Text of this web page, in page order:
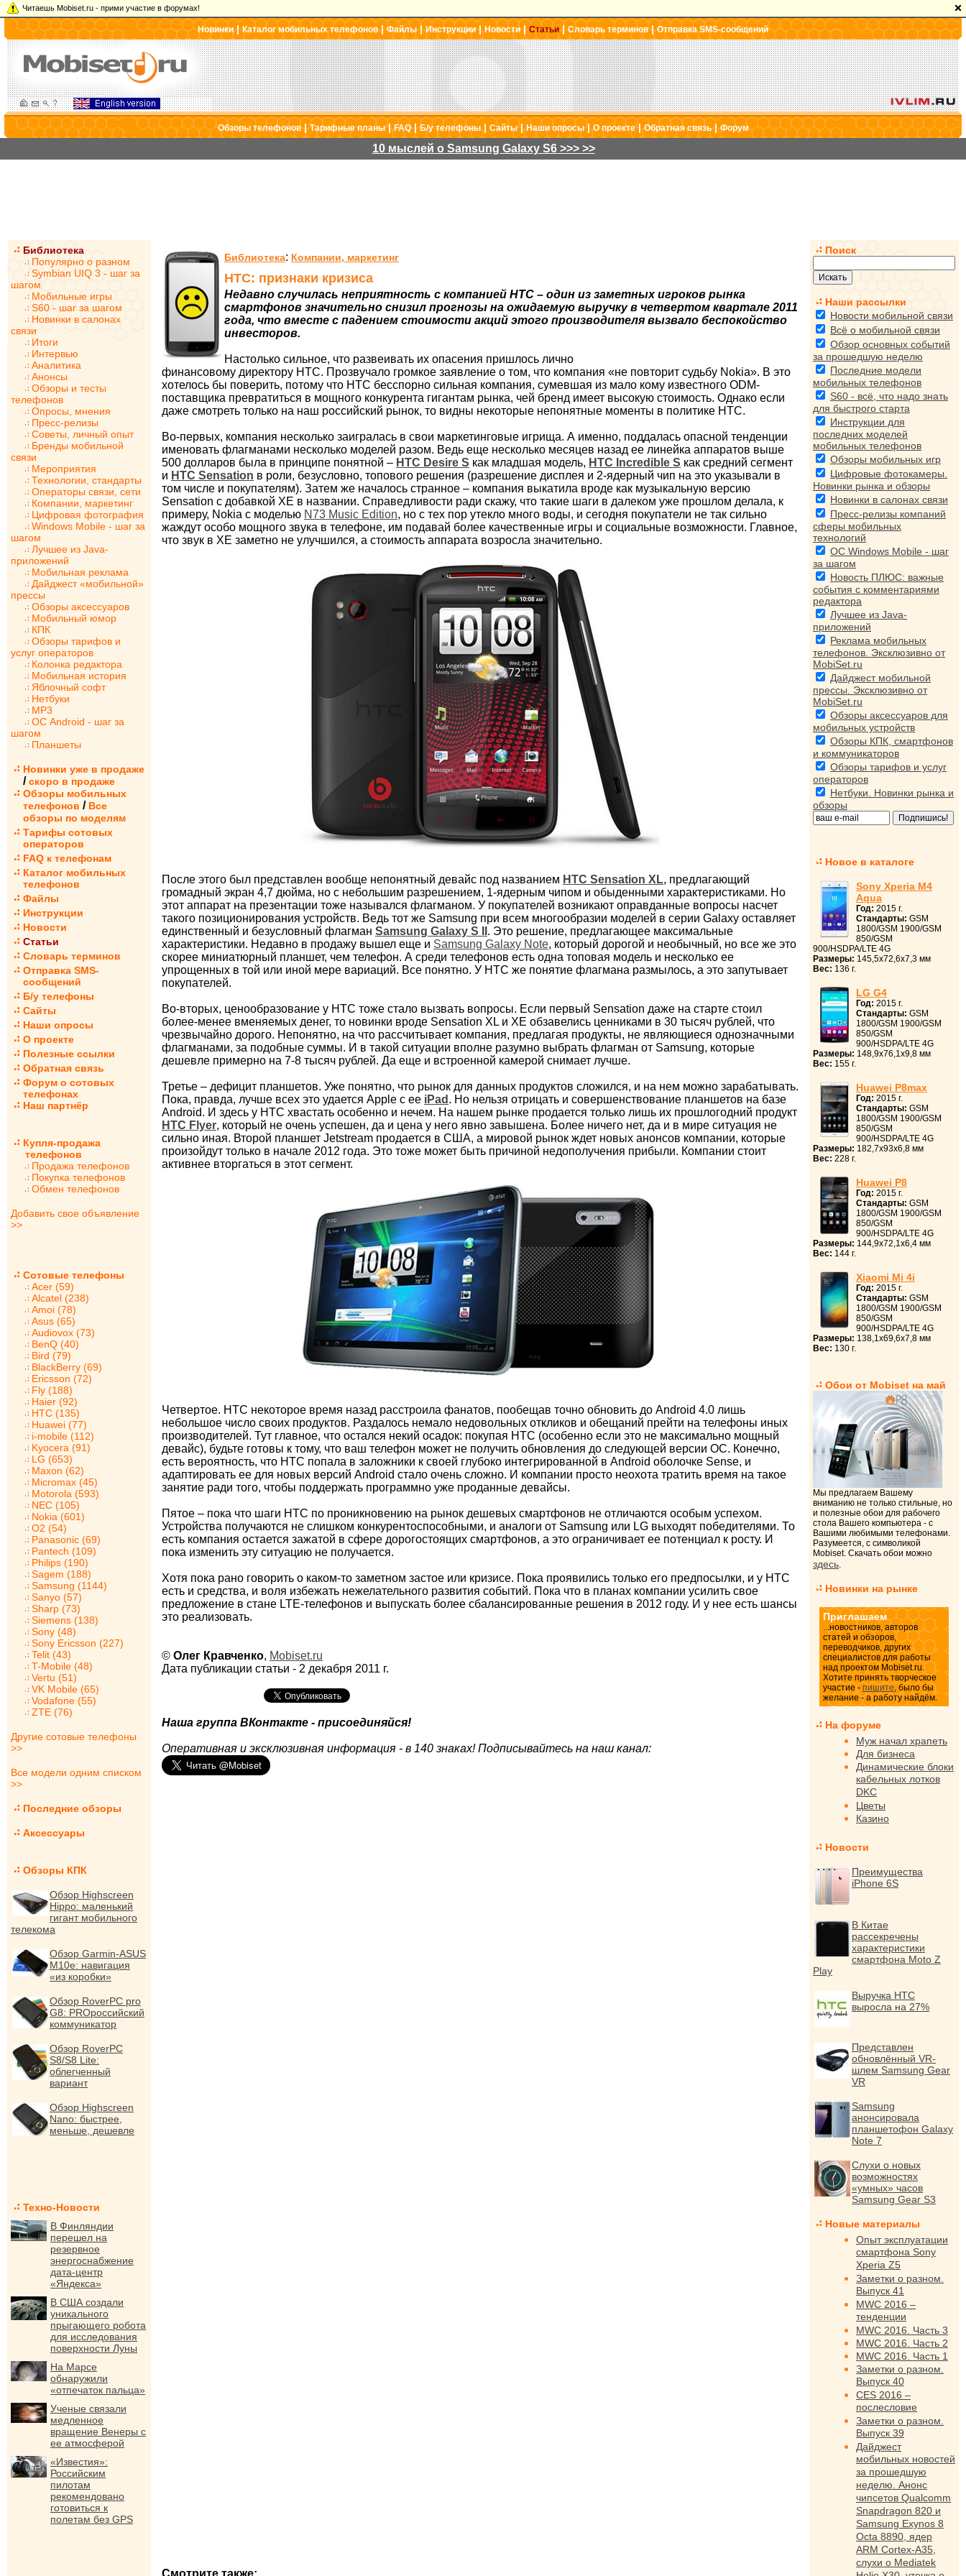
Читаешь Mobiset.ru - прими участие в форумах!
Новинки|Каталог мобильных телефонов|Файлы|Инструкции| Новости|Статьи|Словарь терминов|Отправка SMS-сообщений
Обзоры телефонов|Тарифные планы|FAQ|Б/у телефоны| Сайты|Наши опросы|О проекте|Обратная связь|Форум
10 мыслей о Samsung Galaxy S6 >>> >>
Библиотека
Популярно о разном
Symbian UIQ 3 - шаг за
шагом
Мобильные игры
S60 - шаг за шагом
Новинки в салонах
связи
Итоги
Интервью
Аналитика
Анонсы
Обзоры и тесты
телефонов
Опросы, мнения
Пресс-релизы
Советы, личный опыт
Бренды мобильной
связи
Мероприятия
Технологии, стандарты
Операторы связи, сети
Компании, маркетинг
Цифровая фотография
Windows Mobile - шаг за
шагом
Лучшее из Java-
приложений
Мобильная реклама
Дайджест «мобильной»
прессы
Обзоры аксессуаров
Мобильный юмор
КПК
Обзоры тарифов и
услуг операторов
Колонка редактора
Мобильная история
Яблочный софт
Нетбуки
MP3
ОС Android - шаг за
шагом
Планшеты
Новинки уже в продаже
/ скоро в продаже
Обзоры мобильных
телефонов / Все
обзоры по моделям
Тарифы сотовых
операторов
FAQ к телефонам
Каталог мобильных
телефонов
Файлы
Инструкции
Новости
Статьи
Словарь терминов
Отправка SMS-
сообщений
Б/у телефоны
Сайты
Наши опросы
О проекте
Полезные ссылки
Обратная связь
Форум о сотовых
телефонах
Наш партнёр
Купля-продажа
телефонов
Продажа телефонов
Покупка телефонов
Обмен телефонов
Добавить свое объявление
>>
Сотовые телефоны
Acer (59)
Alcatel (238)
Amoi (78)
Asus (65)
Audiovox (73)
BenQ (40)
Bird (79)
BlackBerry (69)
Ericsson (72)
Fly (188)
Haier (92)
HTC (135)
Huawei (77)
i-mobile (112)
Kyocera (91)
LG (653)
Maxon (62)
Micromax (45)
Motorola (593)
NEC (105)
Nokia (601)
O2 (54)
Panasonic (69)
Pantech (109)
Philips (190)
Sagem (188)
Samsung (1144)
Sanyo (57)
Sharp (73)
Siemens (138)
Sony (48)
Sony Ericsson (227)
Telit (43)
T-Mobile (48)
Vertu (51)
VK Mobile (65)
Vodafone (55)
ZTE (76)
Другие сотовые телефоны
>>
Все модели одним списком
>>
Последние обзоры
Аксессуары
Обзоры КПК
Обзор Highscreen
Hippo: маленький
гигант мобильного
телекома
Обзор Garmin-ASUS
M10e: навигация
«из коробки»
Обзор RoverPC pro
G8: PROроссийский
коммуникатор
Обзор RoverPC
S8/S8 Lite:
облегченный
вариант
Обзор Highscreen
Nano: быстрее,
меньше, дешевле
Техно-Новости
В Финляндии
перешел на
резервное
энергоснабжение
дата-центр
«Яндекса»
В США создали
уникального
прыгающего робота
для исследования
поверхности Луны
На Марсе
обнаружили
«отпечаток пальца»
Ученые связали
медленное
вращение Венеры с
ее атмосферой
«Известия»:
Российским
пилотам
рекомендовано
готовиться к
полетам без GPS
Библиотека: Компании, маркетинг
HTC: признаки кризиса
Недавно случилась неприятность с компанией НТС – один из заметных игроков рынка
смартфонов значительно снизил прогнозы на ожидаемую выручку в четвертом квартале 2011
года, что вместе с падением стоимости акций этого производителя вызвало беспокойство
инвесторов.
Настолько сильное, что развеивать их опасения пришлось лично
финансовому директору НТС. Прозвучало громкое заявление о том, что компания «не повторит судьбу Nokia». В это
хотелось бы поверить, потому что НТС бесспорно сильная компания, сумевшая из мало кому известного ODM-
поставщика превратиться в мощного конкурента гигантам рынка, чей бренд имеет высокую стоимость. Однако если
даже смотреть только на наш российский рынок, то видны некоторые непонятные моменты в политике НТС.
Во-первых, компания несколько заигралась в свои маркетинговые игрища. А именно, поддалась опасной тенденции
именовать флагманами несколько моделей разом. Ведь еще несколько месяцев назад ее линейка аппаратов выше
500 долларов была в принципе понятной – HTC Desire S как младшая модель, HTC Incredible S как средний сегмент
и HTC Sensation в роли, безусловно, топового решения (разрешение дисплея и 2-ядерный чип на это указывали в
том числе и покупателям). Затем же началось странное – компания выкатила вроде как музыкальную версию
Sensation с добавкой XE в названии. Справедливости ради скажу, что такие шаги в далеком уже прошлом делала, к
примеру, Nokia с моделью N73 Music Edition, но с тех пор утекло много воды, и сегодня покупатели не так сильно
жаждут особо мощного звука в телефоне, им подавай более качественные игры и социальные возможности. Главное,
что звук в XE заметно не улучшился, а стоимость аппарата возросла значительно.
После этого был представлен вообще непонятный девайс под названием HTC Sensation XL, предлагающий
громадный экран 4,7 дюйма, но с небольшим разрешением, 1-ядерным чипом и обыденными характеристиками. Но
этот аппарат на презентации тоже назывался флагманом. У покупателей возникают оправданные вопросы насчет
такого позиционирования устройств. Ведь тот же Samsung при всем многообразии моделей в серии Galaxy оставляет
единственный и безусловный флагман Samsung Galaxy S II . Это решение, предлагающее максимальные
характеристики. Недавно в продажу вышел еще и Samsung Galaxy Note, который дорогой и необычный, но все же это
скорее миниатюрный планшет, чем телефон. А среди телефонов есть одна топовая модель и несколько ее
упрощенных в той или иной мере вариаций. Все понятно. У НТС же понятие флагмана размылось, а это запутывает
покупателей.
Во-вторых, ценообразование у НТС тоже стало вызвать вопросы. Если первый Sensation даже на старте стоил
более-менее вменяемых денег, то новинки вроде Sensation XL и XE обзавелись ценниками в 30 тысяч рублей, что
чрезвычайно дорого. Непонятно, на что рассчитывает компания, предлагая продукты, не являющиеся однозначными
флагманами, за подобные суммы. И в такой ситуации вполне разумно выбрать флагман от Samsung, которые
дешевле примерно на 7-8 тысяч рублей. Да еще и встроенной камерой снимает лучше.
Третье – дефицит планшетов. Уже понятно, что рынок для данных продуктов сложился, и на нем можно зарабатывать.
Пока, правда, лучше всех это удается Apple с ее iPad . Но нельзя отрицать и совершенствование планшетов на базе
Android. И здесь у НТС хвастать особенно и нечем. На нашем рынке продается только лишь их прошлогодний продукт
HTC Flyer, который не очень успешен, да и цена у него явно завышена. Более ничего нет, да и в мире ситуация не
сильно иная. Второй планшет Jetstream продается в США, а мировой рынок ждет новых анонсов компании, которые
произойдут только в начале 2012 года. Это тоже может быть причиной недополучения прибыли. Компании стоит
активнее вторгаться в этот сегмент.
Четвертое. НТС некоторое время назад расстроила фанатов, пообещав точно обновить до Android 4.0 лишь
небольшое число своих продуктов. Раздалось немало недовольных откликов и обещаний прейти на телефоны иных
производителей. Тут главное, что остался некий осадок: покупая НТС (особенно если это не максимально мощный
девайс), будьте готовы к тому, что ваш телефон может не получить обновления до следующей версии ОС. Конечно,
есть вероятность, что НТС попала в заложники к своей глубоко интегрированной в Android оболочке Sense, и
адаптировать ее для новых версий Android стало очень сложно. И компании просто неохота тратить время на такое
занятие ради того, чтобы поддержать программно уже проданные девайсы.
Пятое – пока что шаги НТС по проникновению на рынок дешевых смартфонов не отличаются особым успехом.
Устройства получаются не слишком конкурентоспособными, и аналоги от Samsung или LG выходят победителями. То
есть компания остается зажатой в сфере дорогостоящих смартфонов, а это ограничивает ее потенциал к росту. И
пока изменить эту ситуацию не получается.
Хотя пока рано говорить о каком-то заметном застое или кризисе. Пока проявились только его предпосылки, и у НТС
есть и средства, и воля избежать нежелательного развития событий. Пока что в планах компании усилить свое
предложение в стане LTE-телефонов и выпускать более сбалансированные решения в 2012 году. И у нее есть шансы
это реализовать.
© Олег Кравченко, Mobiset.ru
Дата публикации статьи - 2 декабря 2011 г.
Наша группа ВКонтакте - присоединяйся!
Оперативная и эксклюзивная информация - в 140 знаках! Подписывайтесь на наш канал:
Смотрите также:
Поиск
Наши рассылки
Новости мобильной связи
Всё о мобильной связи
Обзор основных событий
за прошедшую неделю
Последние модели
мобильных телефонов
S60 - всё, что надо знать
для быстрого старта
Инструкции для
последних моделей
мобильных телефонов
Обзоры мобильных игр
Цифровые фотокамеры.
Новинки рынка и обзоры
Новинки в салонах связи
Пресс-релизы компаний
сферы мобильных
технологий
ОС Windows Mobile - шаг
за шагом
Новость ПЛЮС: важные
события с комментариями
редактора
Лучшее из Java-
приложений
Реклама мобильных
телефонов. Эксклюзивно от
MobiSet.ru
Дайджест мобильной
прессы. Эксклюзивно от
MobiSet.ru
Обзоры аксессуаров для
мобильных устройств
Обзоры КПК, смартфонов
и коммуникаторов
Обзоры тарифов и услуг
операторов
Нетбуки. Новинки рынка и
обзоры
Новое в каталоге
Sony Xperia M4
Aqua
Год: 2015 г.
Стандарты: GSM
1800/GSM 1900/GSM
850/GSM
900/HSDPA/LTE 4G
Размеры: 145,5x72,6x7,3 мм
Вес: 136 г.
LG G4
Год: 2015 г.
Стандарты: GSM
1800/GSM 1900/GSM
850/GSM
900/HSDPA/LTE 4G
Размеры: 148,9x76,1x9,8 мм
Вес: 155 г.
Huawei P8max
Год: 2015 г.
Стандарты: GSM
1800/GSM 1900/GSM
850/GSM
900/HSDPA/LTE 4G
Размеры: 182,7x93x6,8 мм
Вес: 228 г.
Huawei P8
Год: 2015 г.
Стандарты: GSM
1800/GSM 1900/GSM
850/GSM
900/HSDPA/LTE 4G
Размеры: 144,9x72,1x6,4 мм
Вес: 144 г.
Xiaomi Mi 4i
Год: 2015 г.
Стандарты: GSM
1800/GSM 1900/GSM
850/GSM
900/HSDPA/LTE 4G
Размеры: 138,1x69,6x7,8 мм
Вес: 130 г.
Обои от Mobiset на май
Мы предлагаем Вашему
вниманию не только стильные, но
и полезные обои для рабочего
стола Вашего компьютера - с
Вашими любимыми телефонами.
Разумеется, с символикой
Mobiset. Скачать обои можно
здесь.
Новинки на рынке
Приглашаем
...новостников, авторов
статей и обзоров,
переводчиков, других
специалистов для работы
над проектом Mobiset.ru.
Хотите принять творческое
участие - пишите, было бы
желание - а работу найдём.
На форуме
Муж начал храпеть
Для бизнеса
Динамические блоки
кабельных лотков
DKC
Цветы
Казино
Новости
Преимущества
iPhone 6S
В Китае
рассекречены
характеристики
смартфона Moto Z
Play
Выручка HTC
выросла на 27%
Представлен
обновлённый VR-
шлем Samsung Gear
VR
Samsung
анонсировала
планшетофон Galaxy
Note 7
Слухи о новых
возможностях
«умных» часов
Samsung Gear S3
Новые материалы
Опыт эксплуатации
смартфона Sony
Xperia Z5
Заметки о разном.
Выпуск 41
MWC 2016 –
тенденции
MWC 2016. Часть 3
MWC 2016. Часть 2
MWC 2016. Часть 1
Заметки о разном.
Выпуск 40
CES 2016 –
послесловие
Заметки о разном.
Выпуск 39
Дайджест
мобильных новостей
за прошедшую
неделю. Анонс
чипсетов Qualcomm
Snapdragon 820 и
Samsung Exynos 8
Octa 8890, ядер
ARM Cortex-A35,
слухи о Mediatek